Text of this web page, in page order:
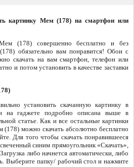
картинку Мем (178) на смартфон или
(178) совершенно бесплатно и без
обязательно вам понравится! Обои с
скачать на вам смартфон, телефон или
и потом установить в качестве заставки
установить скачанную картинку в
на гаджете подробно описана выше в
статье. Как и все остальные картинки
можно скачать абсолютно бесплатно
Для того чтобы скачать понравившееся
синим прямоугольник «Скачать»,
либо начнется автоматически, либо
Выберите папку/ рабочий стол и нажмите